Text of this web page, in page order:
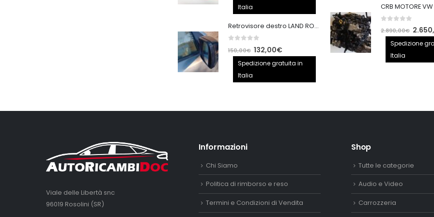
originale
110,00€. 90,00€.
Italia
Retrovisore destro LAND ROVER FREELANDER 2
150,00€ Il
prezzo
132,00€Il
prezzo
Spedizione gratuita in
Italia
out of 5
2.890,00€ Il
prezzo
Spedizione
Italia
Viale delle Libertà snc
96019 Rosolini (SR)
Informazioni
Chi Siamo
Politica di rimborso e reso
Termini e Condizioni di Vendita
Shop
Tutte le categorie
Audio e Video
Carrozzeria